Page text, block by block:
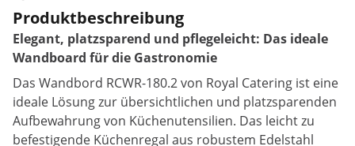
Produktbeschreibung
Elegant, platzsparend und pflegeleicht: Das ideale
Wandboard für die Gastronomie
Das Wandbord RCWR-180.2 von Royal Catering ist eine
ideale Lösung zur übersichtlichen und platzsparenden
Aufbewahrung von Küchenutensilien. Das leicht zu
befestigende Küchenregal aus robustem Edelstahl